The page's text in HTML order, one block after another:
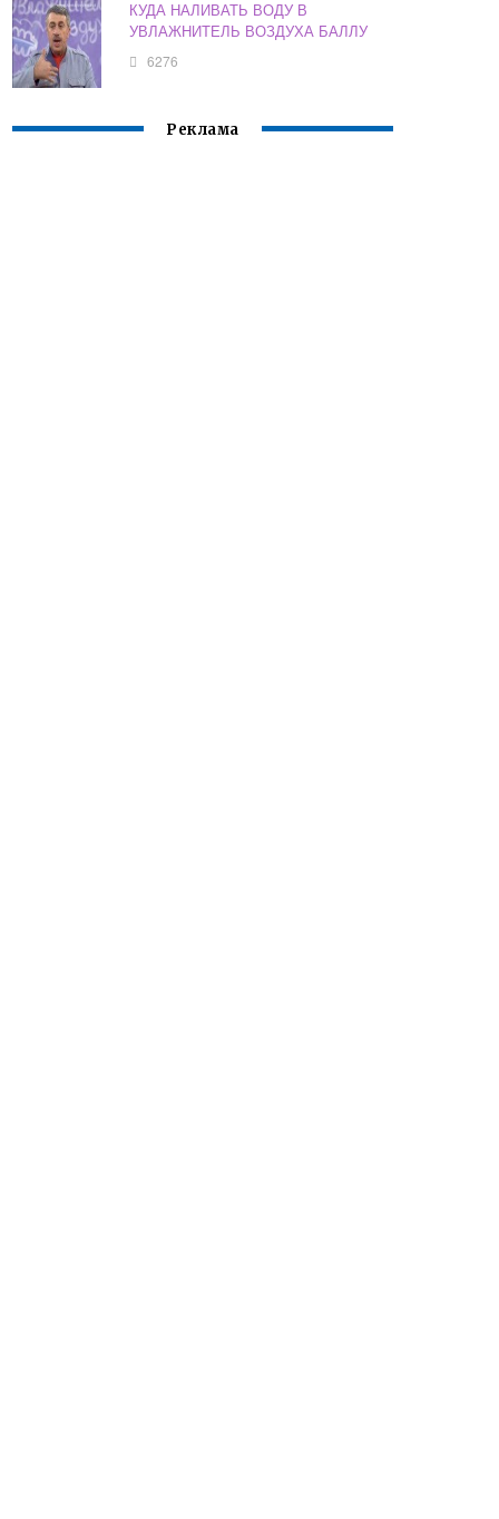
КУДА НАЛИВАТЬ ВОДУ В
УВЛАЖНИТЕЛЬ ВОЗДУХА БАЛЛУ
6276
Реклама